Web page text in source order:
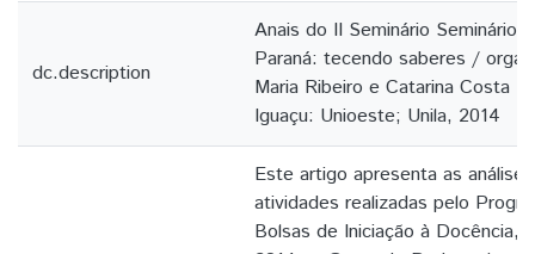
dc.description
Anais do II Seminário Seminário
Paraná: tecendo saberes /
Maria Ribeiro e Catarina Costa
Iguaçu: Unioeste; Unila, 2014
Este artigo apresenta as
atividades realizadas pelo
Bolsas de Iniciação à Docência,